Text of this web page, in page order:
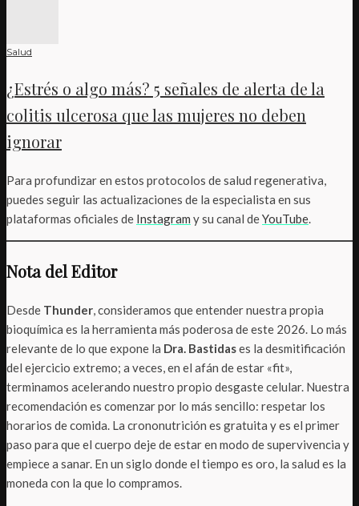
Salud
¿Estrés o algo más? 5 señales de alerta de la
colitis ulcerosa que las mujeres no deben
ignorar
Para profundizar en estos protocolos de salud regenerativa,
puedes seguir las actualizaciones de la especialista en sus
plataformas oficiales de Instagram y su canal deYouTube.
Nota del Editor
Desde Thunder, consideramos que entender nuestra propia
bioquímica es la herramienta más poderosa de este 2026. Lo más
relevante de lo que expone la Dra. Bastidases la desmitificación
del ejercicio extremo; a veces, en el afán de estar «fit»,
terminamos acelerando nuestro propio desgaste celular. Nuestra
recomendación es comenzar por lo más sencillo: respetar los
horarios de comida. La crononutrición es gratuita y es el primer
paso para que el cuerpo deje de estar en modo de supervivencia y
empiece a sanar. En un siglo donde el tiempo es oro, la salud es la
moneda con la que lo compramos.